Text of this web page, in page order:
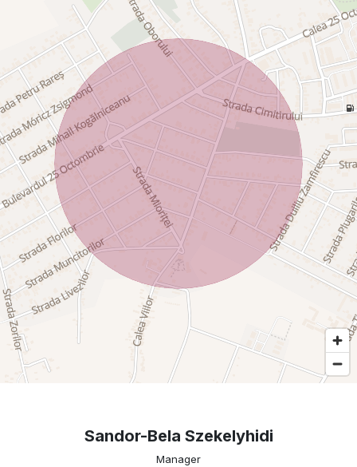
Sandor-Bela Szekelyhidi
Manager